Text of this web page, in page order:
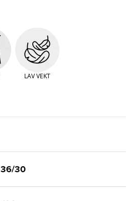
LAV VEKT
36/30